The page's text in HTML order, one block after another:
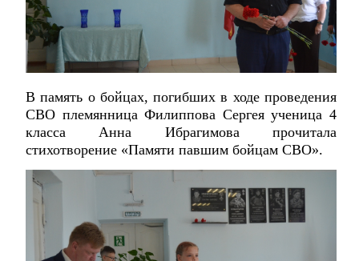
В память о бойцах, погибших в ходе проведения
СВО племянница Филиппова Сергея ученица 4
класса Анна Ибрагимова прочитала
стихотворение «Памяти павшим бойцам СВО».